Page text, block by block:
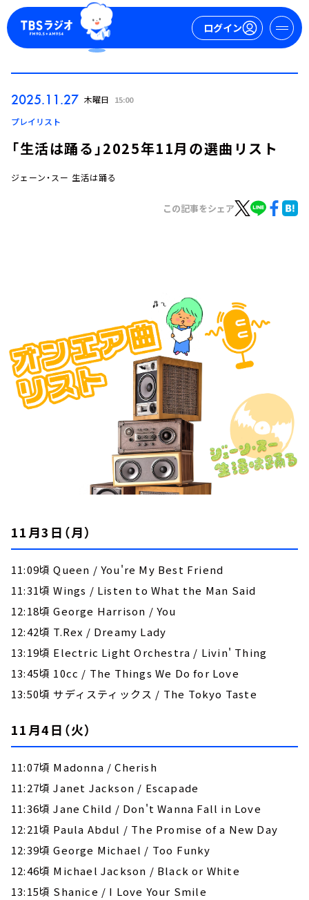
ログイン
イベント・グッズ
YouTube
会社情報
2025.11.27 木曜日 15:00
プレイリスト
「生活は踊る」2025年11月の選曲リスト
ジェーン・スー 生活は踊る
この記事をシェア
11月3日（月）
11:09頃 Queen / You're My Best Friend
11:31頃 Wings / Listen to What the Man Said
12:18頃 George Harrison / You
12:42頃 T.Rex / Dreamy Lady
13:19頃 Electric Light Orchestra / Livin' Thing
13:45頃 10cc / The Things We Do for Love
13:50頃 サディスティックス / The Tokyo Taste
11月4日（火）
11:07頃 Madonna / Cherish
11:27頃 Janet Jackson / Escapade
11:36頃 Jane Child / Don't Wanna Fall in Love
12:21頃 Paula Abdul / The Promise of a New Day
12:39頃 George Michael / Too Funky
12:46頃 Michael Jackson / Black or White
13:15頃 Shanice / I Love Your Smile